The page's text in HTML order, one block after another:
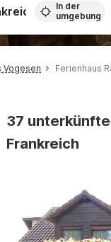
In der
umgebung
Vogesen Ferienhaus
37 unterkünfte
Frankreich